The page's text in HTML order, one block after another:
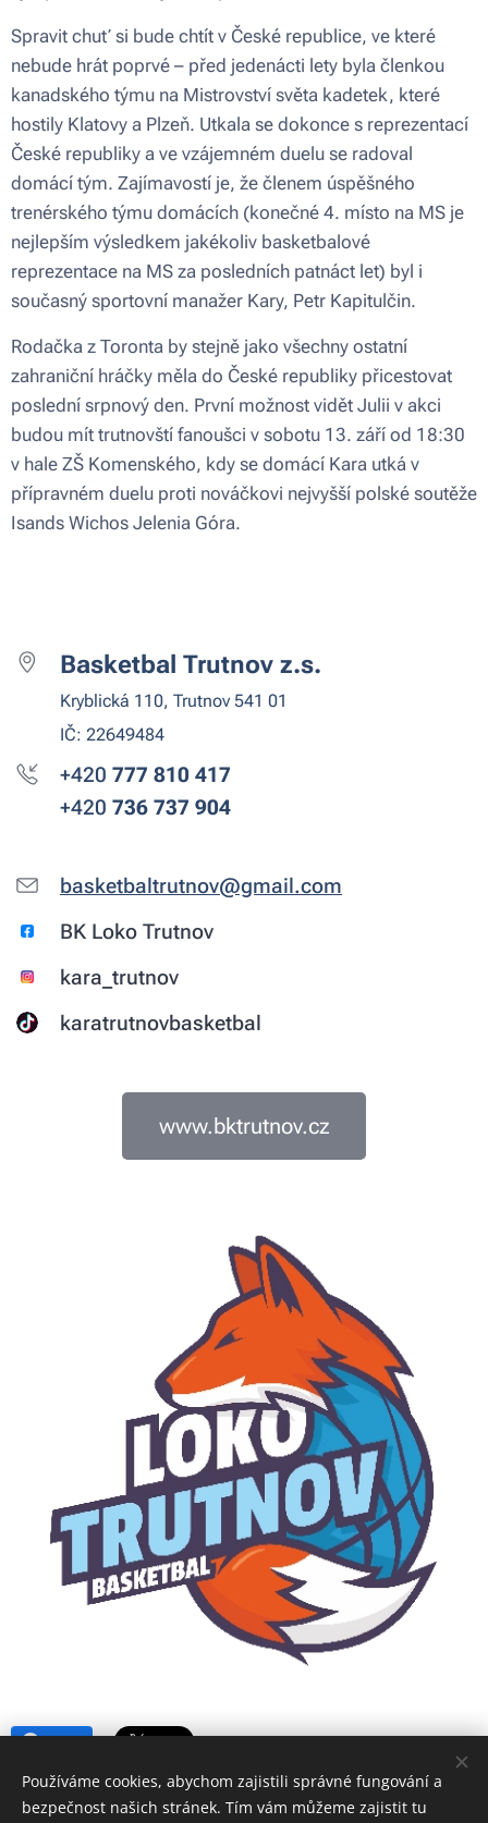
Spravit chuť si bude chtít v České republice, ve které
nebude hrát poprvé – před jedenácti lety byla členkou
kanadského týmu na Mistrovství světa kadetek, které
hostily Klatovy a Plzeň. Utkala se dokonce s reprezentací
České republiky a ve vzájemném duelu se radoval
domácí tým. Zajímavostí je, že členem úspěšného
trenérského týmu domácích (konečné 4. místo na MS je
nejlepším výsledkem jakékoliv basketbalové
reprezentace na MS za posledních patnáct let) byl i
současný sportovní manažer Kary, Petr Kapitulčin.
Rodačka z Toronta by stejně jako všechny ostatní
zahraniční hráčky měla do České republiky přicestovat
poslední srpnový den. První možnost vidět Julii v akci
budou mít trutnovští fanoušci v sobotu 13. září od 18:30
v hale ZŠ Komenského, kdy se domácí Kara utká v
přípravném duelu proti nováčkovi nejvyšší polské soutěže
Isands Wichos Jelenia Góra.
Basketbal Trutnov z.s.
Kryblická 110, Trutnov 541 01
IČ: 22649484
+420 777 810 417
+420 736 737 904
basketbaltrutnov@gmail.com
BK Loko Trutnov
kara_trutnov
karatrutnovbasketbal
www.bktrutnov.cz
Share
Používáme cookies, abychom zajistili správné fungování a
bezpečnost našich stránek. Tím vám můžeme zajistit tu